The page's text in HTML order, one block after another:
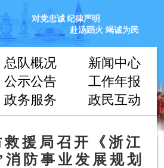
对党忠诚 纪律严明
赴汤蹈火 竭诚为民
总队概况
新闻中心
公示公告
工作年报
政务服务 政民互动
援局召开《浙江
防事业发展规划